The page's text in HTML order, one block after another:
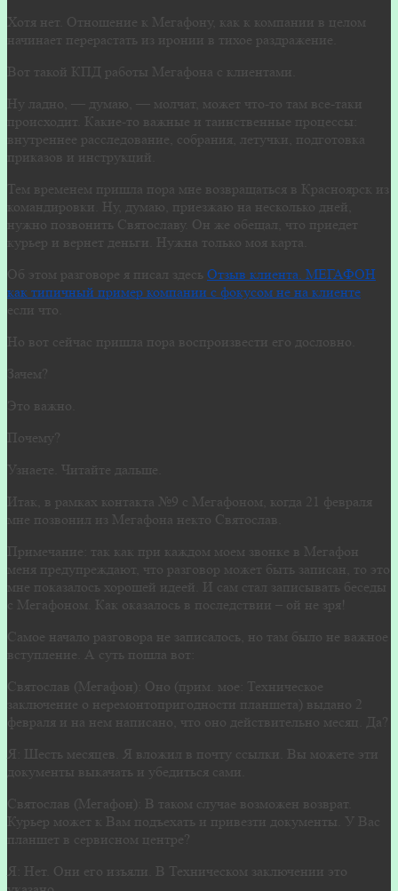
Хотя нет. Отношение к Мегафону, как к компании в целом
начинает перерастать из иронии в тихое раздражение.
Вот такой КПД работы Мегафона с клиентами.
Ну ладно, — думаю, — молчат, может что-то там все-таки
происходит. Какие-то важные и таинственные процессы:
внутреннее расследование, собрания, летучки, подготовка
приказов и инструкций.
Тем временем пришла пора мне возвращаться в Красноярск из
командировки. Ну, думаю, приезжаю на несколько дней,
нужно позвонить Святославу. Он же обещал, что приедет
курьер и вернет деньги. Нужна только моя карта.
Об этом разговоре я писал здесь Отзыв клиента. МЕГАФОН
как типичный пример компании с фокусом не на клиенте
если что.
Но вот сейчас пришла пора воспроизвести его дословно.
Зачем?
Это важно.
Почему?
Узнаете. Читайте дальше.
Итак, в рамках контакта №9 с Мегафоном, когда 21 февраля
мне позвонил из Мегафона некто Святослав.
Примечание: так как при каждом моем звонке в Мегафон
меня предупреждают, что разговор может быть записан, то это
мне показалось хорошей идеей. И сам стал записывать беседы
с Мегафоном. Как оказалось в последствии – ой не зря!
Самое начало разговора не записалось, но там было не важное
вступление. А суть пошла вот:
Святослав (Мегафон): Оно (прим. мое: Техническое
заключение о неремонтопригодности планшета) выдано 2
февраля и на нем написано, что оно действительно месяц. Да?
Я: Шесть месяцев. Я вложил в почту ссылки. Вы можете эти
документы выкачать и убедиться сами.
Святослав (Мегафон): В таком случае возможен возврат.
Курьер может к Вам подъехать и привезти документы. У Вас
планшет в сервисном центре?
Я: Нет. Они его изъяли. В Техническом заключении это